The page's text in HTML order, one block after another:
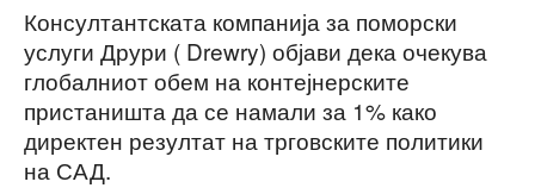
Консултантската компанија за поморски
услуги Друри ( Drewry) објави дека очекува
глобалниот обем на контејнерските
пристаништа да се намали за 1% како
директен резултат на трговските политики
на САД.